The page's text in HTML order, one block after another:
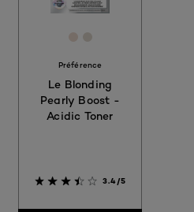
[Color]: #ECD9CE
[Color]: #E0D7CE
Préférence
Le Blonding
Pearly Boost -
Acidic Toner
3.4/5